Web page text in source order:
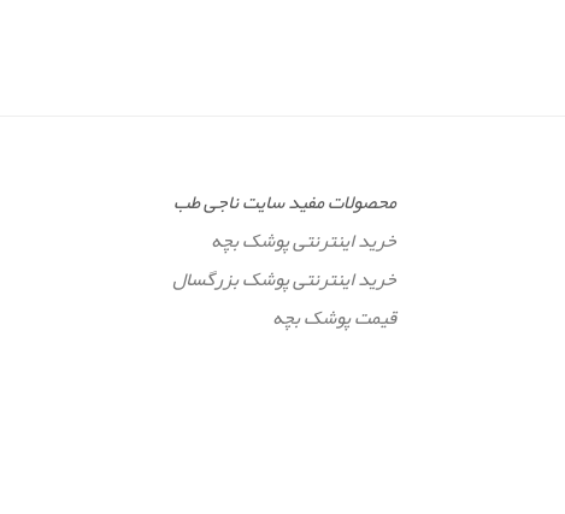
محصولات مفید سایت ناجی طب
خرید اینترنتی پوشک بچه
خرید اینترنتی پوشک بزرگسال
قیمت پوشک بچه